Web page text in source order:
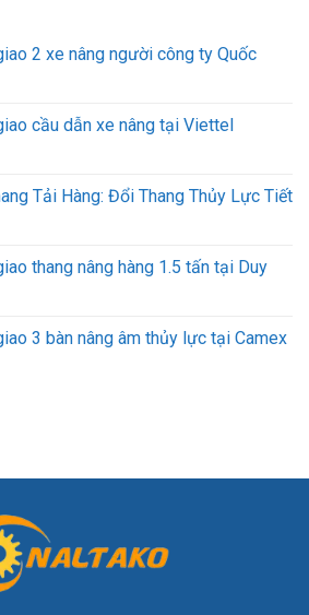
2 xe nâng người công ty Quốc
cầu dẫn xe nâng tại Viettel
Tải Hàng: Đổi Thang Thủy Lực Tiết
thang nâng hàng 1.5 tấn tại Duy
3 bàn nâng âm thủy lực tại Camex